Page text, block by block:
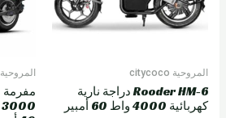
المروحية citycoco
Rooder HM-6 دراجة نارية
كهربائية 4000 واط 60 أمبير
المروحية citycoco